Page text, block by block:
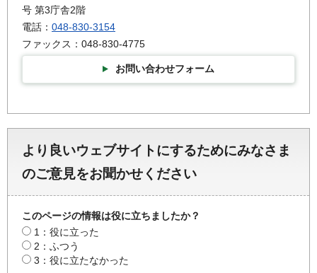
号 第3庁舎2階
電話： 048-830-3154
ファックス：048-830-4775
お問い合わせフォーム
より良いウェブサイトにするためにみなさま
のご意見をお聞かせください
このページの情報は役に立ちましたか？
1：役に立った
2：ふつう
3：役に立たなかった